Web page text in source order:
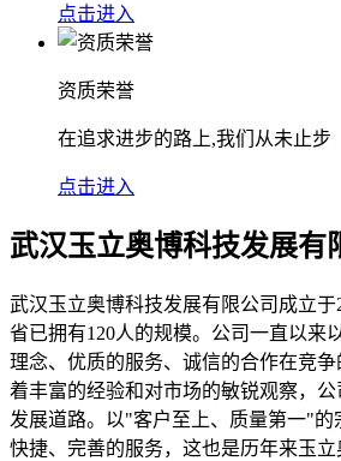
点击进入
资质荣誉
在追求进步的路上,我们从未止步
点击进入
武汉玉立奥博科技发展有
武汉玉立奥博科技发展有限公司成立于
省已拥有120人的规模。公司一直以来
理念、优质的服务、诚信的合作在竞
着丰富的经验和对市场的敏锐观察，
发展道路。以"客户至上、质量第一"的
快捷、完善的服务，这也是历年来玉